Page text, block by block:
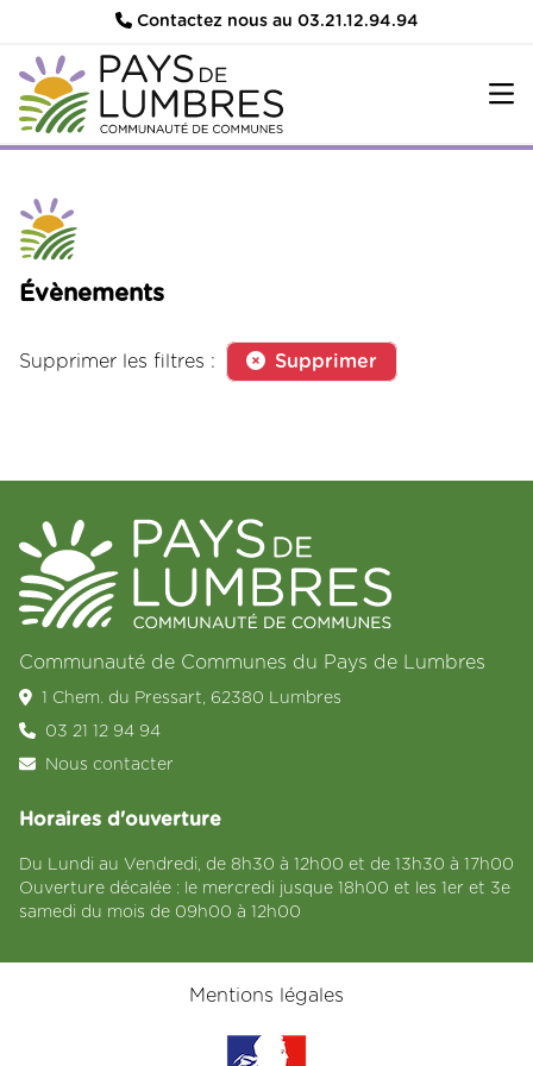
Contactez nous au 03.21.12.94.94
Évènements
Supprimer les filtres : Supprimer
Communauté de Communes du Pays de Lumbres
1 Chem. du Pressart, 62380 Lumbres
03 21 12 94 94
Nous contacter
Horaires d'ouverture
Du Lundi au Vendredi, de 8h30 à 12h00 et de 13h30 à 17h00
Ouverture décalée : le mercredi jusque 18h00 et les 1er et 3e
samedi du mois de 09h00 à 12h00
Mentions légales